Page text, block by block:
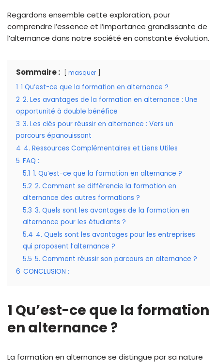
Regardons ensemble cette exploration, pour
comprendre l’essence et l’importance grandissante de
l’alternance dans notre société en constante évolution.
Sommaire : masquer
1 1 Qu’est-ce que la formation en alternance ?
2 2. Les avantages de la formation en alternance : Une
opportunité à double bénéfice
3 3. Les clés pour réussir en alternance : Vers un
parcours épanouissant
4 4. Ressources Complémentaires et Liens Utiles
5 FAQ :
5.1 1. Qu’est-ce que la formation en alternance ?
5.2 2. Comment se différencie la formation en
alternance des autres formations ?
5.3 3. Quels sont les avantages de la formation en
alternance pour les étudiants ?
5.4 4. Quels sont les avantages pour les entreprises
qui proposent l’alternance ?
5.5 5. Comment réussir son parcours en alternance ?
6 CONCLUSION :
1 Qu’est-ce que la formation
en alternance ?
La formation en alternance se distingue par sa nature